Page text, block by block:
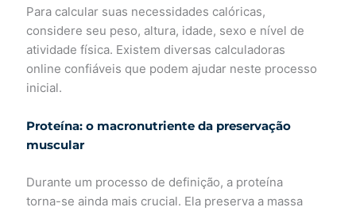
Para calcular suas necessidades calóricas,
considere seu peso, altura, idade, sexo e nível de
atividade física. Existem diversas calculadoras
online confiáveis que podem ajudar neste processo
inicial.
Proteína: o macronutriente da preservação
muscular
Durante um processo de definição, a proteína
torna-se ainda mais crucial. Ela preserva a massa